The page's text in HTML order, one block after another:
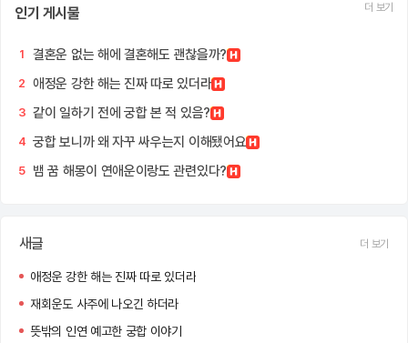
인기 게시물 더 보기
1 결혼운 없는 해에 결혼해도 괜찮을까?
2 애정운 강한 해는 진짜 따로 있더라
3 같이 일하기 전에 궁합 본 적 있음?
4 궁합 보니까 왜 자꾸 싸우는지 이해됐어요
5 뱀 꿈 해몽이 연애운이랑도 관련있다?
새글 더 보기
애정운 강한 해는 진짜 따로 있더라
재회운도 사주에 나오긴 하더라
뜻밖의 인연 예고한 궁합 이야기